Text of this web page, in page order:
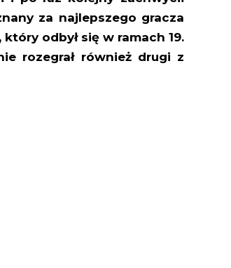
za najlepszego gracza
odbył się w ramach 19.
rozegrał również drugi z